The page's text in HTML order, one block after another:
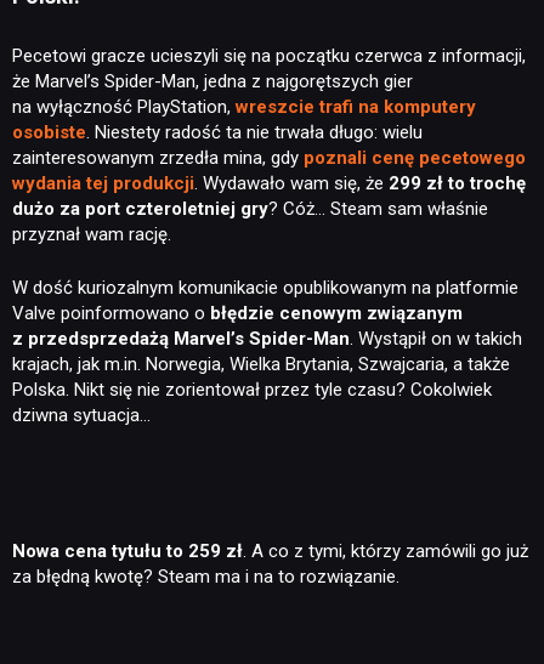
Pecetowi gracze ucieszyli się na początku czerwca z informacji,
że Marvel’s Spider-Man, jedna z najgorętszych gier
na wyłączność PlayStation,wreszcie trafi na komputery
osobiste. Niestety radość ta nie trwała długo: wielu
zainteresowanym zrzedła mina, gdy poznali cenę pecetowego
wydania tej produkcji. Wydawało wam się, że 299 zł to trochę
dużo za port czteroletniej gry? Cóż… Steam sam właśnie
przyznał wam rację.
W dość kuriozalnym komunikacie opublikowanym na platformie
Valve poinformowano o błędzie cenowym związanym
z przedsprzedażą Marvel’s Spider-Man . Wystąpił on w takich
krajach, jak m.in. Norwegia, Wielka Brytania, Szwajcaria, a także
Polska. Nikt się nie zorientował przez tyle czasu? Cokolwiek
dziwna sytuacja…
Nowa cena tytułu to 259 zł . A co z tymi, którzy zamówili go już
za błędną kwotę? Steam ma i na to rozwiązanie.